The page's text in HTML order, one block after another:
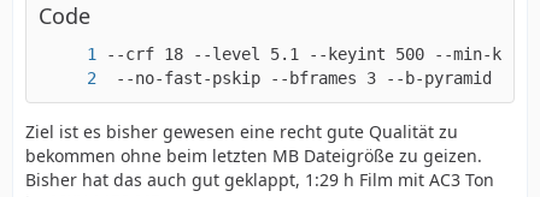
Code
--no-fast-pskip --bframes 3 --b-pyramid --
Ziel ist es bisher gewesen eine recht gute Qualität zu
bekommen ohne beim letzten MB Dateigröße zu geizen.
Bisher hat das auch gut geklappt, 1:29 h Film mit AC3 Ton